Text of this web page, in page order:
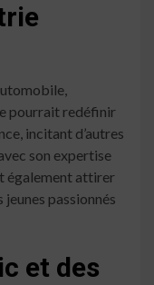
pourrait redéfinir
incitant d’autres
son expertise
également attirer
passionnés
et des